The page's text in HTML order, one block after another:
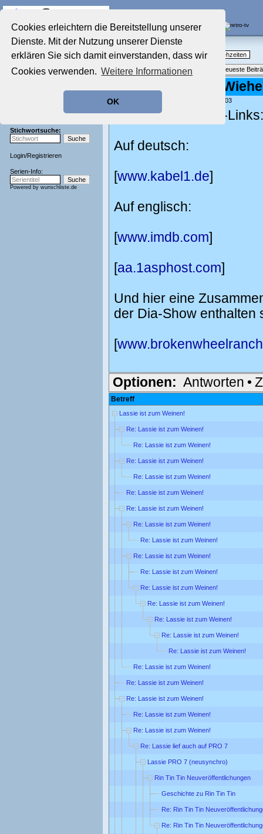
Cookies erleichtern die Bereitstellung unserer
Dienste. Mit der Nutzung unserer Dienste
erklären Sie sich damit einverstanden, dass wir
Cookies verwenden. Weitere Informationen
OK
Startseite
Aktuelles Forum
Film-Forum
Zeichentrick-Forum
Stichwortsuche:
Login/Registrieren
Serien-Info:
Powered by wunschliste.de
Nostalgieecke
TV-Erinnerungen an gute, alte Fernsehzeiten
Themenübersicht • Neues Thema Neueste
Re: Fury ist zum
geschrieben von: , 13.03.05 21:03
Hier ein paar Fury-Links:
Auf deutsch:
[www.kabel1.de]
Auf englisch:
[www.imdb.com]
[aa.1asphost.com]
Und hier eine
der Dia-Show enthalten
[
Optionen: Antworten •
Betreff
Lassie ist zum Weinen!
Re: Lassie ist zum Weinen!
Re: Lassie ist zum Weinen!
Re: Lassie ist zum Weinen!
Re: Lassie ist zum Weinen!
Re: Lassie ist zum Weinen!
Re: Lassie ist zum Weinen!
Re: Lassie ist zum Weinen!
Re: Lassie ist zum Weinen!
Re: Lassie ist zum Weinen!
Re: Lassie ist zum Weinen!
Re: Lassie ist zum Weinen!
Re: Lassie ist zum Weinen!
Re: Lassie ist zum Weinen!
Re: Lassie ist zum Weinen!
Re: Lassie ist zum Weinen!
Re: Lassie ist zum Weinen!
Re: Lassie ist zum Weinen!
Re: Lassie ist zum Weinen!
Re: Lassie ist zum Weinen!
Re: Lassie ist zum Weinen!
Re: Lassie lief auch auf PRO 7
Lassie PRO 7 (neusynchro)
Rin Tin Tin Neuveröffentlichungen
Geschichte zu Rin Tin Tin
Re: Rin Tin Tin
Re: Rin Tin Tin